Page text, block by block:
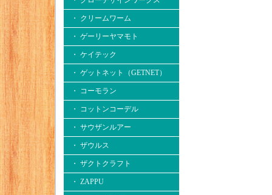
・ クリームワーム
・ ゲーリーヤマモト
・ ケイテック
・ ゲットネット（GETNET）
・ コーモラン
・ コットンコーデル
・ サウザンルアー
・ ザウルス
・ ザクトクラフト
・ ZAPPU